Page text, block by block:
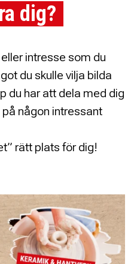
dig?
intresse som du
du skulle vilja bilda
du har att dela med dig
på någon intressant
rätt plats för dig!